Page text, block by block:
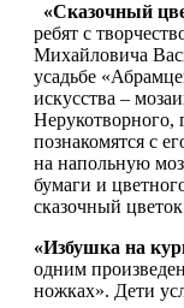
«Сказочный
ребят с
Михайловича
усадьбе
искусства –
Нерукотворного,
познакомятся с
на напольную
бумаги и
сказочный
«Избушка на
одним
ножках». Дети